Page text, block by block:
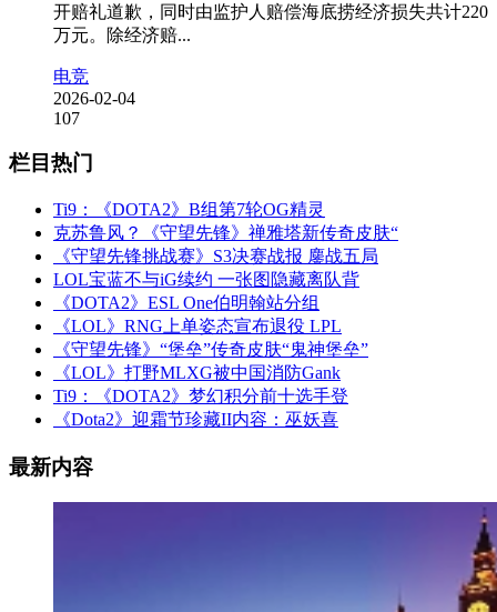
开赔礼道歉，同时由监护人赔偿海底捞经济损失共计220
万元。除经济赔...
电竞
2026-02-04
107
栏目热门
Ti9：《DOTA2》B组第7轮OG精灵
克苏鲁风？《守望先锋》禅雅塔新传奇皮肤“
《守望先锋挑战赛》S3决赛战报 鏖战五局
LOL宝蓝不与iG续约 一张图隐藏离队背
《DOTA2》ESL One伯明翰站分组
《LOL》RNG上单姿态宣布退役 LPL
《守望先锋》“堡垒”传奇皮肤“鬼神堡垒”
《LOL》打野MLXG被中国消防Gank
Ti9：《DOTA2》梦幻积分前十选手登
《Dota2》迎霜节珍藏II内容：巫妖喜
最新内容